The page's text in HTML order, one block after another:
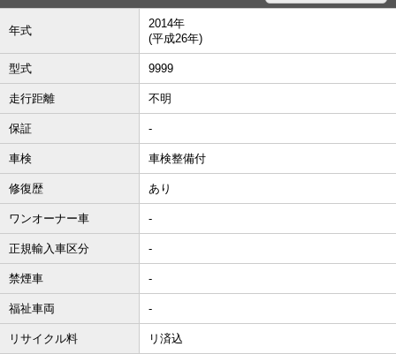
年式
2014年
(平成26年)
型式 9999
走行距離 不明
保証 -
車検 車検整備付
修復歴 あり
ワンオーナー車 -
正規輸入車区分 -
禁煙車 -
福祉車両 -
リサイクル料 リ済込